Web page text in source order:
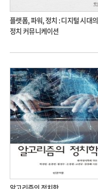
플랫폼, 파워, 정치 : 디지털 시대의
정치 커뮤니케이션